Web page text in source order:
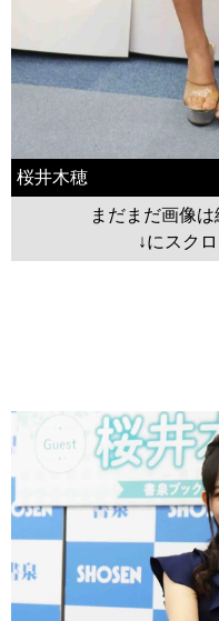
桜井木穂
まだまだ画像は
↓にスク